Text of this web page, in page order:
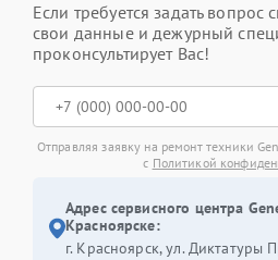
Если требуется задать вопрос
свои данные и дежурный
проконсультирует Вас!
Отправляя заявку на ремонт техники
с Политикой
Адрес сервисного центра
Красноярске:
г. Красноярск, ул. Диктатуры